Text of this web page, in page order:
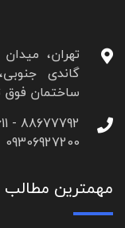
تهران،
گاندی
ساختمان فوق تخصصی
09306927200
مهمترین مطالب